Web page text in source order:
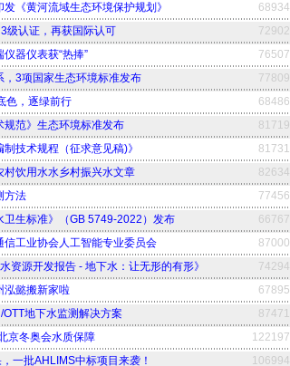
《黄河流域生态环境保护规划》
68934
级认证，再获国际认可
72902
器仪表获“热捧”
76507
3项国家生态环境标准发布
77809
色，逐绿前行
68486
规范》生态环境标准发布
81719
制技术规程（征求意见稿)》
81731
饮用水水乡村振兴水文章
82634
方法
77456
卫生标准》（GB 5749-2022）发布
66767
工业协会人工智能专业委员会
87000
资源开发报告 - 地下水：让无形的有形》
74294
泓懿搬新家啦
67895
地下水监测解决方案
87471
京冬奥会水质保障
122197
一批AHLIMS中标项目来袭！
106994